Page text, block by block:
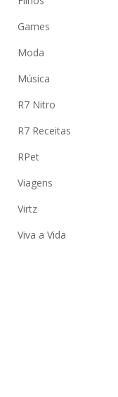
Games
Moda
Música
R7 Nitro
R7 Receitas
RPet
Viagens
Virtz
Viva a Vida